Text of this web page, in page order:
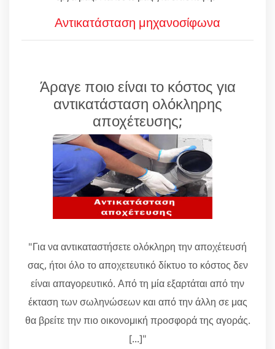
Αντικατάσταση μηχανοσίφωνα
Άραγε ποιο είναι το κόστος για
αντικατάσταση ολόκληρης
αποχέτευσης;
"Για να αντικαταστήσετε ολόκληρη την αποχέτευσή
σας, ήτοι όλο το αποχετευτικό δίκτυο το κόστος δεν
είναι απαγορευτικό. Από τη μία εξαρτάται από την
έκταση των σωληνώσεων και από την άλλη σε μας
θα βρείτε την πιο οικονομική προσφορά της αγοράς.
[...]"